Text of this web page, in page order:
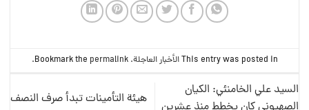
This entry was posted inالأخبار العاجلة. Bookmark the
permalink
.
السيد علي الخامنئي: الكيان
هيئة التأمينات تبدأ صرف النصف